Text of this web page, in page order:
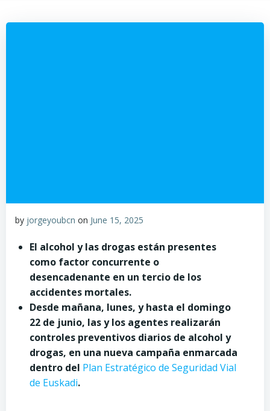
by jorgeyoubcn on June 15, 2025
El alcohol y las drogas están presentes
como factor concurrente o
desencadenante en un tercio de los
accidentes mortales.
Desde mañana, lunes, y hasta el domingo
22 de junio, las y los agentes realizarán
controles preventivos diarios de alcohol y
drogas, en una nueva campaña enmarcada
dentro del Plan Estratégico de Seguridad Vial
de Euskadi.